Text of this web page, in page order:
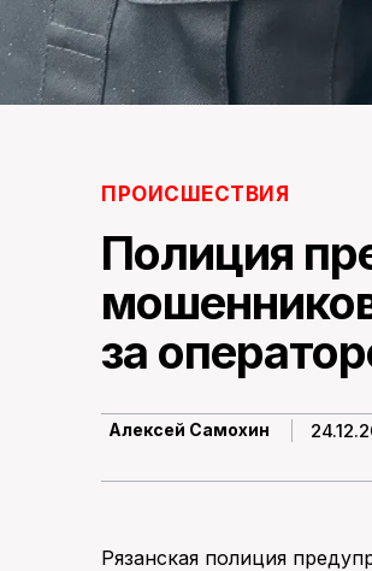
ПРОИСШЕСТВИЯ
Полиция
за
Алексей Самохин
Рязанская полиция